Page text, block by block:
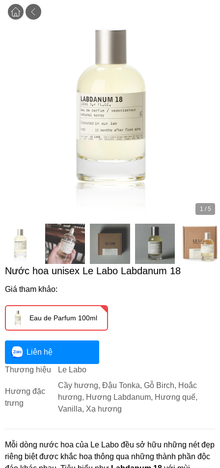
1 / 5
Nước hoa unisex Le Labo Labdanum 18
Giá tham khảo:
Eau de Parfum 100ml
Liên hệ
Thương hiệu Le Labo
Hương đặc
trưng
Cầy hương, Đậu Tonka, Gỗ Birch, Hoắc
hương, Hương Labdanum, Hương quế,
Vanilla, Xạ hương
Mỗi dòng nước hoa của Le Labo đều sở hữu những nét đẹp
riêng biệt được khắc hoạ thông qua những thành phần độc